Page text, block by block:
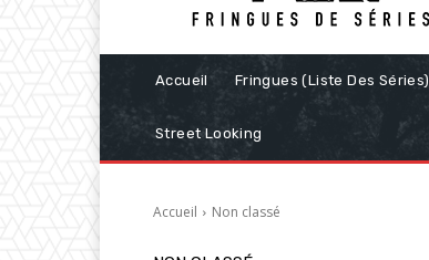
Accueil Fringues (Liste Des Séries)
Street Looking
Accueil Non classé